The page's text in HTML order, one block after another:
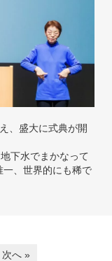
、盛大に式典が開
下水でまかなって
、世界的にも稀で
次へ »